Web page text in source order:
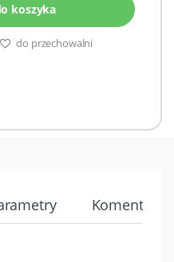
koszyka
do przechowalni
Komentarze